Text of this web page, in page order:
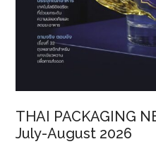
THAI PACKAGING
July-August 2026